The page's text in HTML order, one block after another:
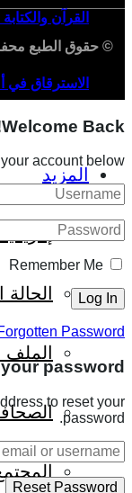
القرآن
الاسترقاق في
المزيد
الحالة
الملف
© حقوق الطبع
Welcome Back!
account below
Remember Me
Password?
password
to reset your
password.